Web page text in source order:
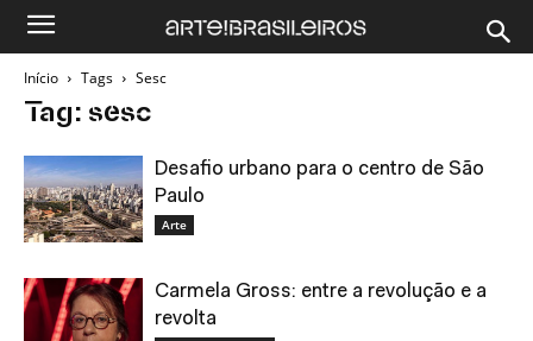
Início Tags Sesc
Tag: sesc
Desafio urbano para o centro de São
Paulo
Arte
Carmela Gross: entre a revolução e a
revolta